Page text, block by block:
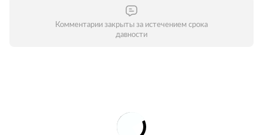
Комментарии закрыты за истечением срока
давности